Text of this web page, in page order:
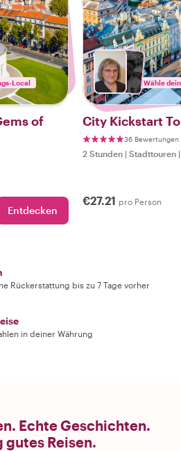
Local
of
Entdecken
Wähle
City Kickstart
36 Bewertungen
2 Stunden | Stadttouren
€27.21 pro Person
Rückerstattung bis zu 7 Tage vorher
in deiner Währung
Echte Geschichten.
gutes Reisen.